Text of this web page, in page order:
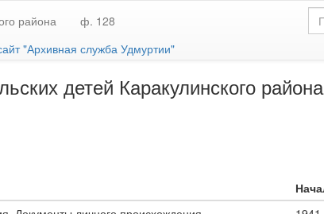
района
ф. 128
"Архивная служба Удмуртии"
детей Каракулинского